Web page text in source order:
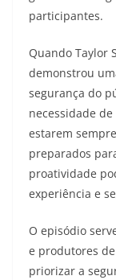
participantes.
Quando Taylor
demonstrou
segurança do
necessidade
estarem
preparados
proatividade
experiência e
O episódio
e produtores
priorizar a